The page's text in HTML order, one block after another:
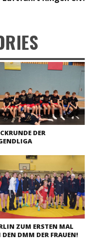
DER
ZUM ERSTEN MAL
DEN DMM DER FRAUEN!